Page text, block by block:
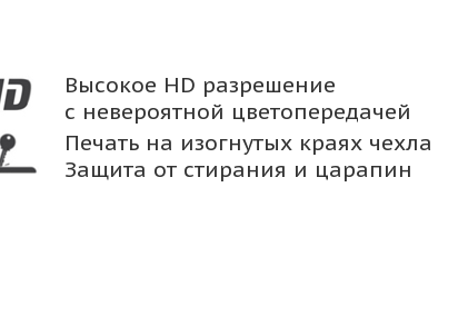
Высокое HD разрешение
с невероятной цветопередачей
Печать на изогнутых краях чехла
Защита от стирания и царапин